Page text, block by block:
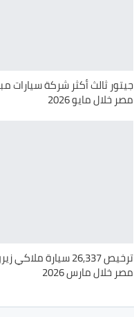
جيتور ثالث أكثر شركة سيارات
مصر خلال مايو 2026
ترخيص 26,337 سيارة
مصر خلال مارس 2026